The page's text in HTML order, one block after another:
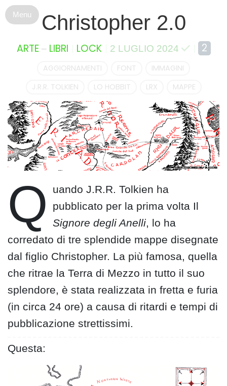
Christopher 2.0
ARTE– LIBRI LOCK 2 LUGLIO 2024 2
AGGIORNAMENTI FONT
IMMAGINI
J.R.R. TOLKIEN
LO HOBBIT LRX MAPPE
Q
uando J.R.R. Tolkien ha
pubblicato per la prima volta Il
Signore degli Anelli, lo ha
corredato di tre splendide mappe disegnate
dal figlio Christopher. La più famosa, quella
che ritrae la Terra di Mezzo in tutto il suo
splendore, è stata realizzata in fretta e furia
(in circa 24 ore) a causa di ritardi e tempi di
pubblicazione strettissimi.
Questa: